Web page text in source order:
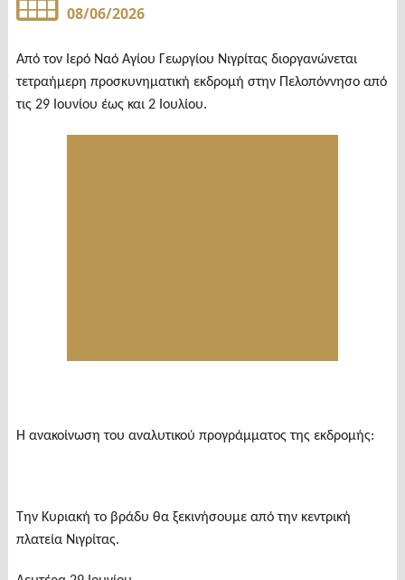
08/06/2026
Από τον Ιερό Ναό Αγίου Γεωργίου Νιγρίτας διοργανώνεται
τετραήμερη προσκυνηματική εκδρομή στην Πελοπόννησο από
τις 29 Ιουνίου έως και 2 Ιουλίου.
Η ανακοίνωση του αναλυτικού προγράμματος της εκδρομής:
Την Κυριακή το βράδυ θα ξεκινήσουμε από την κεντρική
πλατεία Νιγρίτας.